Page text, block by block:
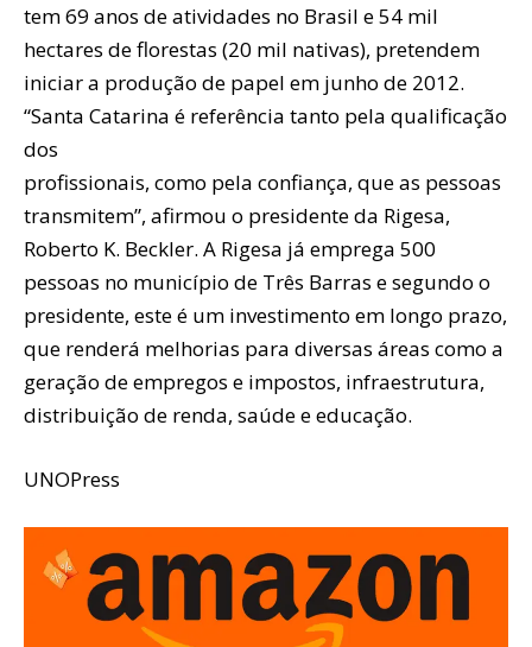
tem 69 anos de atividades no Brasil e 54 mil
hectares de florestas (20 mil nativas), pretendem
iniciar a produção de papel em junho de 2012.
“Santa Catarina é referência tanto pela qualificação
dos
profissionais, como pela confiança, que as pessoas
transmitem”, afirmou o presidente da Rigesa,
Roberto K. Beckler. A Rigesa já emprega 500
pessoas no município de Três Barras e segundo o
presidente, este é um investimento em longo prazo,
que renderá melhorias para diversas áreas como a
geração de empregos e impostos, infraestrutura,
distribuição de renda, saúde e educação.
UNOPress